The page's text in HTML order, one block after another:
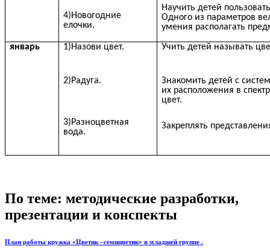
4)Новогодние
елочки.
Научить детей
Одного из параметров
умения располагать
январь 1)Назови цвет.
2)Радуга.
3)Разноцветная
вода.
Учить детей называть
Знакомить детей с
их расположения в
цвет.
Закреплять
По теме: методические разработки,
презентации и конспекты
План работы кружка «Цветик –семицветик» в младшей группе .